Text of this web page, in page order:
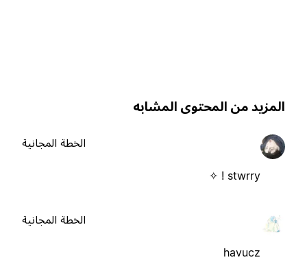
من المحتوى المشابه
stwrry ! ✧
الخطة المجانية
havucz
الخطة المجانية